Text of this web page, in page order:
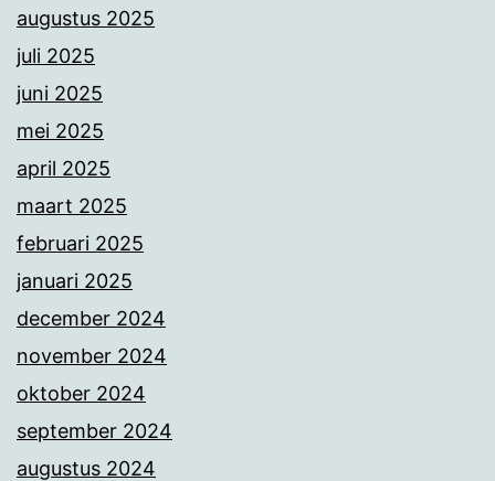
augustus 2025
juli 2025
juni 2025
mei 2025
april 2025
maart 2025
februari 2025
januari 2025
december 2024
november 2024
oktober 2024
september 2024
augustus 2024